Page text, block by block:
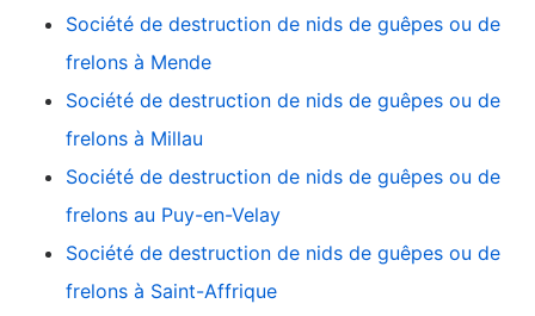
Société de destruction de nids de guêpes ou de
frelons à Mende
Société de destruction de nids de guêpes ou de
frelons à Millau
Société de destruction de nids de guêpes ou de
frelons au Puy-en-Velay
Société de destruction de nids de guêpes ou de
frelons à Saint-Affrique